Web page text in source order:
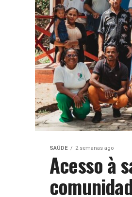
SAÚDE 2 semanas ago
Acesso à